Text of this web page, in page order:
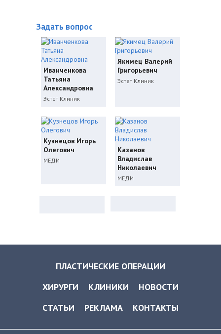
Задать вопрос
Иванченкова
Татьяна
Александровна
Эстет Клиник
Якимец Валерий
Григорьевич
Эстет Клиник
Кузнецов Игорь
Олегович
МЕДИ
Казанов
Владислав
Николаевич
МЕДИ
ПЛАСТИЧЕСКИЕ ОПЕРАЦИИ
ХИРУРГИ
КЛИНИКИ
НОВОСТИ
СТАТЬИ
РЕКЛАМА КОНТАКТЫ